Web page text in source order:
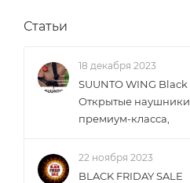
Статьи
18 декабря 2023
SUUNTO WING Black
Открытые наушники
премиум-класса,
22 ноября 2023
BLACK FRIDAY SALE